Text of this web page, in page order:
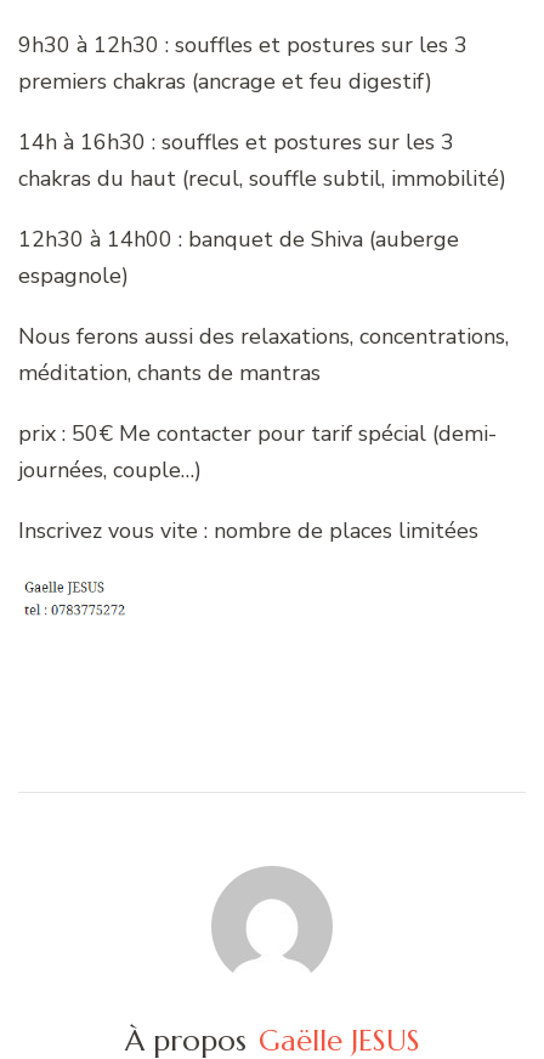
9h30 à 12h30 : souffles et postures sur les 3
premiers chakras (ancrage et feu digestif)
14h à 16h30 : souffles et postures sur les 3
chakras du haut (recul, souffle subtil, immobilité)
12h30 à 14h00 : banquet de Shiva (auberge
espagnole)
Nous ferons aussi des relaxations, concentrations,
méditation, chants de mantras
prix : 50€ Me contacter pour tarif spécial (demi-
journées, couple…)
Inscrivez vous vite : nombre de places limitées
À propos Gaëlle JESUS